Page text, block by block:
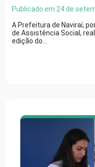
Publicado em 24 de
A Prefeitura de Naviraí,
de Assistência Social,
edição do…